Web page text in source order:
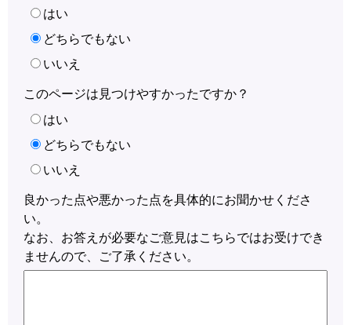
はい
どちらでもない
いいえ
このページは見つけやすかったですか？
はい
どちらでもない
いいえ
良かった点や悪かった点を具体的にお聞かせくださ
い。
なお、お答えが必要なご意見はこちらではお受けでき
ませんので、ご了承ください。